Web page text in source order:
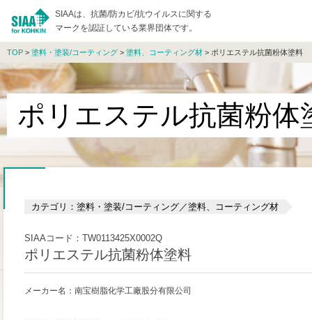
SIAAは、抗菌/防カビ/抗ウイルスに関する
マークを認証している業界団体です。
TOP > 塗料・塗装/コーティング > 塗料、コーティング材 > ポリエステル抗菌粉体塗料
ポリエステル抗菌粉体
カテゴリ：塗料・塗装/コーティング／塗料、コーティング材
SIAAコード：TW0113425X0002Q
ポリエステル抗菌粉体塗料
メーカー名：南宝樹脂化学工廠股分有限公司